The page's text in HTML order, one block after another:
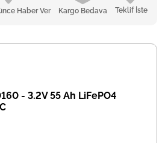
Haber Ver Kargo Bedava Teklif İste
- 3.2V 55 Ah LiFePO4